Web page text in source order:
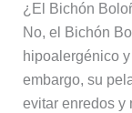
¿El Bichón
No, el Bichón
hipoalergénico
embargo, su
evitar enredos y